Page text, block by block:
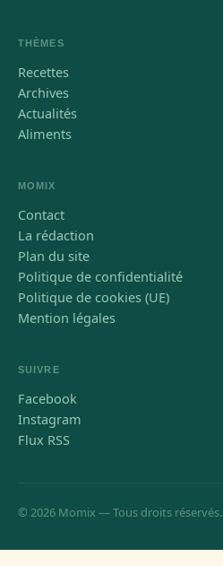
THÈMES
Recettes
Archives
Actualités
Aliments
MOMIX
Contact
La rédaction
Plan du site
Politique de confidentialité
Politique de cookies (UE)
Mention légales
SUIVRE
Facebook
Instagram
Flux RSS
© 2026 Momix — Tous droits réservés.